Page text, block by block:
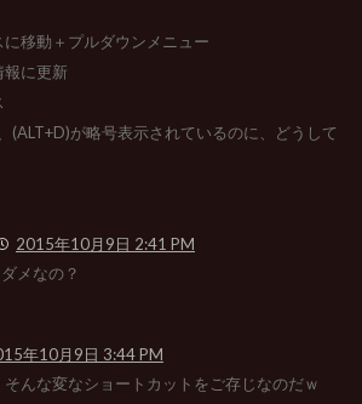
に移動＋プルダウンメニュー
報に更新
(ALT+D)が略号表示されているのに、どうして
2015年10月9日 2:41 PM
メなの？
年10月9日 3:44 PM
んな変なショートカットをご存じなのだｗ